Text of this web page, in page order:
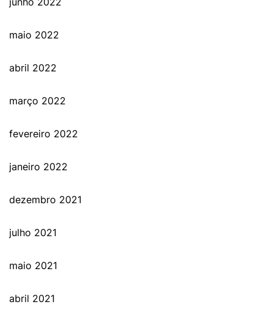
maio 2022
abril 2022
março 2022
fevereiro 2022
janeiro 2022
dezembro 2021
julho 2021
maio 2021
abril 2021